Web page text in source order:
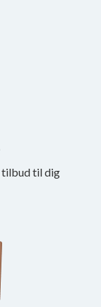
tilbud til dig